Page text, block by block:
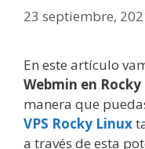
23 septiembre,
En este artículo
Webmin en
manera que
VPS Rocky Linux
a través de esta